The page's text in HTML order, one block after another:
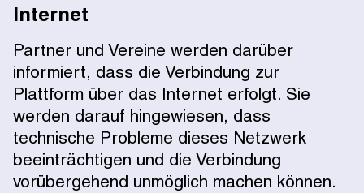
Internet
Partner und Vereine werden darüber
informiert, dass die Verbindung zur
Plattform über das Internet erfolgt. Sie
werden darauf hingewiesen, dass
technische Probleme dieses Netzwerk
beeinträchtigen und die Verbindung
vorübergehend unmöglich machen können.